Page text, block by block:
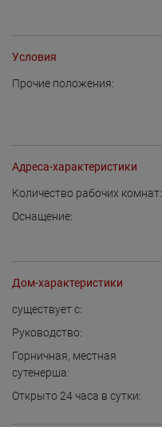
Условия
Прочие положения:
Адреса-характеристики
Количество рабочих комнат:
Оснащение:
Дом-характеристики
существует с:
Руководство:
Горничная, местная
сутенерша:
Открыто 24 часа в сутки: